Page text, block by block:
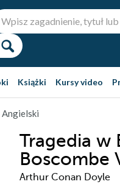
Książki Kursy video
Angielski
Tragedia w
Boscombe
Arthur Conan Doyle